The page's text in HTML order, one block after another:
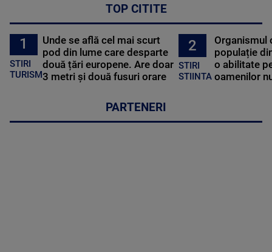
TOP CITITE
1
STIRI
TURISM
Unde se află cel mai scurt
pod din lume care desparte
două țări europene. Are doar
3 metri și două fusuri orare
2
STIRI
STIINTA
Organismul
populație
o abilitate
oamenilor
PARTENERI